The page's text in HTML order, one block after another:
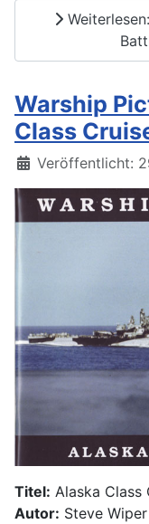
Warship
Class
Details
Veröffentlicht:
Titel: Alaska Class
Autor: Steve Wiper